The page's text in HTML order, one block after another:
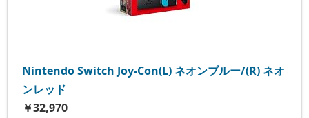
Nintendo Switch Joy-Con(L) ネオンブルー/(R) ネオ
ンレッド
￥32,970